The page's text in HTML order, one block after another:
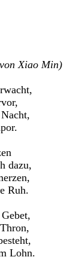
Xiao Min)
dazu,
Ruh.
Lohn.